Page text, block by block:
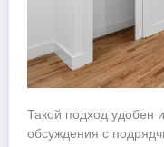
Такой подход удобен
обсуждения с